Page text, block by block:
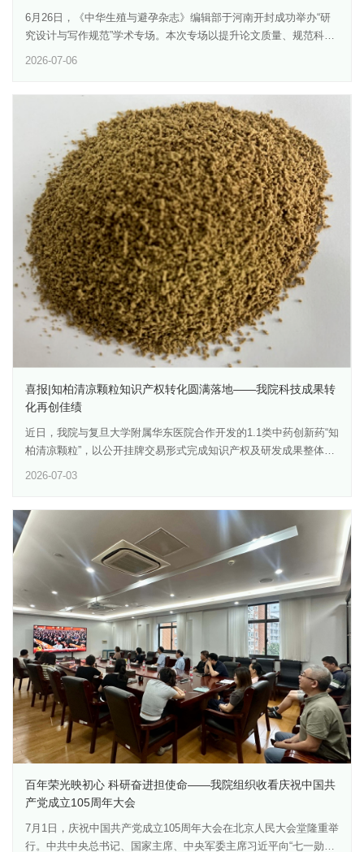
设计出发，围绕注册管理办法、规范性文件、技术标准和审评要
求，梳理了医疗器械从研发创意到产品注册的关键环节。报告重点
强调，产品分类是医疗器械注册路径设计的核心起点，分类结果直
求。高中副处长还结合创新医疗器械特别审批、上海市第二类医疗
器械创新审查和优先审批程序、上海市药监局创新服务中的注册指
导服务工作站等政策工具，介绍了科研成果进入转化通道的可行路
径。在申报实务方面，报告围绕检测机构选择、产品技术要求编
制、生物相容性评价、临床评价方式及说明书和标签管理等内容进
行了深入讲解，对我院在药械组合产品、医疗器械新产品开展转化
研究、优化注册路径和提升申报资料质量给予了针对性指导。随
后，金薇副所长作题为《药品质量标准体系介绍与研讨》的专题报
告。她围绕药品标准的法律属性、分类体系和执行要求，系统梳理
了国家标准、行业标准、地方标准、团体标准以及强制性标准、推
荐性标准之间的适用关系，并结合《中国药典》的结构与实施要
求，对药品研发和注册申报中标准建立的关键问题进行了详细解
读。报告重点介绍了《药品标准管理办法》的制度背景和核心内
容，阐释了药品标准体系的组成、定位及全生命周期管理理念。针
对注册标准制定中的常见问题，金薇副所长结合实例分析了质量控
制项目不全面、方法学验证不足、限度设定依据不充分、辅料与工
艺参数描述不清等风险点，并介绍了我国加入ICH后药品标准国际协
调的相关进展，为我院科研团队提升药物质量研究能力、规范注册
统参考。互动交流环节中，参会人员围绕医疗器械分类界定、创新
通道申报、全生命周期合规管理、药品注册标准限度设定、微生物
检测必要性、原辅料标准更新策略等实际问题积极提问，并与两位
测验证、质量标准建立和注册路径论证中的共性难点，体现了科研
端、监管端和检验检测端之间的深度对话。与会人员表示，两位专
家的报告内容系统详实、紧扣实务，进一步加深了大家对药品与医
疗器械标准法规体系的理解，对科研早期选题凝练、产品开发路径
设计、质量标准前置布局和成果转化落地具有重要指导意义。作为
长期承担药品与医疗器械研发、评价及转化相关任务的专业科研机
构，我院始终重视将监管科学、质量标准和成果转化能力建设融入
科研全过程。本次“名师大讲坛”将外部监管与检验检测专家资源引入
院内科研场景，有助于推动研究团队在项目立项和研发早期即同步
考虑产品属性、技术标准、临床评价、注册路径及产业承接要求，
进一步提升科研成果的可转化性、可注册性和可产业化水平。下一
步，药物与医疗器械研究所将继续依托国家卫生健康委生育调节药
械重点实验室等平台，围绕药品、医疗器械及药械组合产品的研发
评价、标准建立和转化应用，加强与监管部门、检验检测机构、临
床及产业合作单位的交流协同，持续提升我院在药械转化研究和成
6月26日，《中华生殖与避孕杂志》编辑部于河南开封成功举办“研
究设计与写作规范”学术专场。本次专场以提升论文质量、规范科研
设计、助力学术传播为主题，邀请来自中华医学会杂志社、上海市
度分享，吸引临床医师、青年科研骨干及规培医师约80人，现场学
术氛围浓厚。本次专场由郑州大学第三附属医院管一春教授、编辑
部孙敏副研究员主持。中华医学会杂志社魏均民社长以《依托STAR
评价体系，锚定编撰质控标准——中华医学会指南共识规范化制订
要点》为题，系统阐述了中华医学会指南共识的规范化制订流程与
质控标准，深入解读STAR评价体系在提升指南编撰质量中的核心作
用，为临床工作者规范撰写高质量指南共识提供了重要指导。上海
市生物医药技术研究院车焱教授围绕《临床常用科研设计思路与实
操要点》作专题报告，系统梳理了临床科研设计的常用类型、关键
步骤与实操技巧，帮助与会学者夯实科研基础，提升临床研究设计
的科学性与可行性。北京大学第三医院王媛媛教授以《医学论文统
计学选用原则及常见误区防范》为题，聚焦医学论文中统计学方法
的选择与应用，深入剖析常见统计学误区的成因与防范策略，为临
床研究者正确选用统计方法、提升论文数据质量提供了切实可行的
解决方案。《中华生殖与避孕杂志》编辑部副主任孙敏以《期刊介
定位与投稿流程，并结合多年编辑经验，系统讲解了医学论文撰写
的规范要求与技巧要点，帮助作者准确把握投稿方向，提高论文录
用率。本次学术专场为生殖医学领域的临床工作者和科研人员提供
了系统实用的学术指导，助力高质量学术成果的产出与发表，为青
2026-07-06
喜报|知柏清凉颗粒知识产权转化圆满落地——我院科技成果转
化再创佳绩
近日，我院与复旦大学附属华东医院合作开发的1.1类中药创新药“知
柏清凉颗粒”，以公开挂牌交易形式完成知识产权及研发成果整体转
化，转让合同金额 1800万元。该新药成果源自复旦大学附属华东医
2025年获得国家药监局临床试验批准。该药物产品具备清热利湿、
益气扶正功效，可填补临床治疗空白，临床价值与经济效益突出。
相关成果的成功转化，是我院推动中医药现代化、高效运营知识产
权的标杆性成果，标志着我院中药创新药全链条转化实现里程碑式
突破。作为上海市科技成果转化创新改革试点单位，我院聚焦生物
医药产业创新发展需求多措并举，全方位、系统化推进科技成果转
移转化工作，持续激活科研创新与产业融合发展新动能：一是建章
立制，围绕成果定价、权属赋权、收益分配、流程管控等完善制度
体系，充分调动科研人员创新积极性。二是搭建载体，依托科技创
新专项、孵化转化基地与概念验证中心，对30余项医药创新产品开
展孵化培育，加速成果落地。三是聚力合作，携手近20家企业、高
校、医疗机构共建联合实验室，深化产学研融合，贯通产品研发、
临床应用与市场推广全流程。四是培优队伍，依托“科技成果转移转
化赋能营”系列活动，锤炼专业能力，厚植转化文化。试点工作开展
万元，完成1项成果使用权赋权；3款新药进入临床申报阶段，2项获
得临床批件；为5款国产高端仪器提供试验支撑，为区域生物医药高
质量发展添砖加瓦。今后，我院将巩固试点改革成果，持续深耕医
药创新与知识产权管理，不断优化转化服务体系，推动更多科创成
2026-07-03
百年荣光映初心 科研奋进担使命——我院组织收看庆祝中国共
产党成立105周年大会
7月1日，庆祝中国共产党成立105周年大会在北京人民大会堂隆重举
行。中共中央总书记、国家主席、中央军委主席习近平向“七一勋